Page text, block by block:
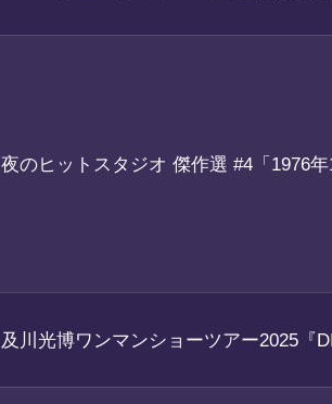
夜のヒットスタジオ 傑作選 #4「1976年
及川光博ワンマンショーツアー2025『